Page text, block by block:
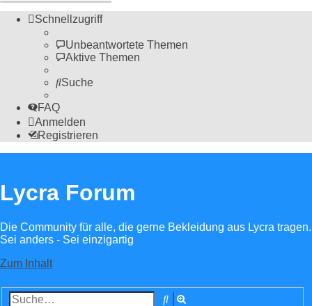
Schnellzugriff
Unbeantwortete Themen
Aktive Themen
Suche
FAQ
Anmelden
Registrieren
Lycra Forum
Die Community für alle, die gerne Bekleidung aus Lycra tragen.
Sei anders - Sei einzigartig
Zum Inhalt
Suche